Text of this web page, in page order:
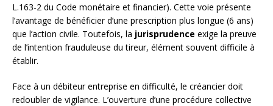
L.163-2 du Code monétaire et financier). Cette voie présente
l’avantage de bénéficier d’une prescription plus longue (6 ans)
que l’action civile. Toutefois, la jurisprudence exige la preuve
de l’intention frauduleuse du tireur, élément souvent difficile à
établir.
Face à un débiteur entreprise en difficulté, le créancier doit
redoubler de vigilance. L’ouverture d’une procédure collective